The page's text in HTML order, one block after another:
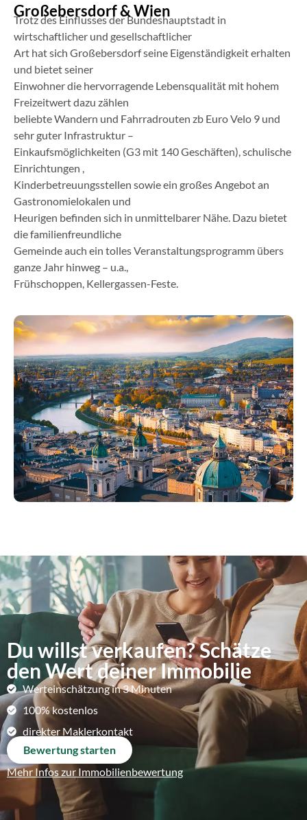
Großebersdorf & Wien
Trotz des Einflusses der Bundeshauptstadt in
wirtschaftlicher und gesellschaftlicher
Art hat sich Großebersdorf seine Eigenständigkeit erhalten
und bietet seiner
Einwohner die hervorragende Lebensqualität mit hohem
Freizeitwert dazu zählen
beliebte Wandern und Fahrradrouten zb Euro Velo 9 und
sehr guter Infrastruktur –
Einkaufsmöglichkeiten (G3 mit 140 Geschäften), schulische
Einrichtungen ,
Kinderbetreuungsstellen sowie ein großes Angebot an
Gastronomielokalen und
Heurigen befinden sich in unmittelbarer Nähe. Dazu bietet
die familienfreundliche
Gemeinde auch ein tolles Veranstaltungsprogramm übers
ganze Jahr hinweg – u.a.,
Frühschoppen, Kellergassen-Feste.
Du willst verkaufen? Schätze
den Wert deiner Immobilie
Werteinschätzung in 3 Minuten
100% kostenlos
direkter Maklerkontakt
Bewertung starten
Mehr Infos zur Immobilienbewertung